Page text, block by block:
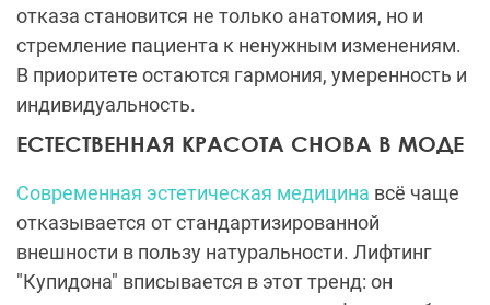
отказа становится не только анатомия, но и
стремление пациента к ненужным изменениям.
В приоритете остаются гармония, умеренность и
индивидуальность.
ЕСТЕСТВЕННАЯ КРАСОТА СНОВА В МОДЕ
Современная эстетическая медицина всё чаще
отказывается от стандартизированной
внешности в пользу натуральности. Лифтинг
"Купидона" вписывается в этот тренд: он